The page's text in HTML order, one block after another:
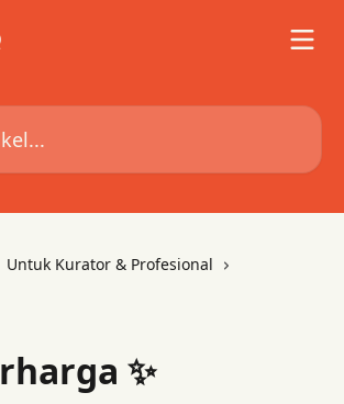
Untuk Kurator & Profesional
✨